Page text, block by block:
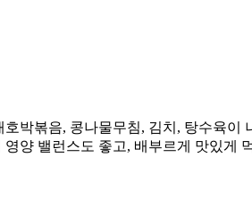
박볶음, 콩나물무침, 김치, 탕수육이
양 밸런스도 좋고, 배부르게 맛있게